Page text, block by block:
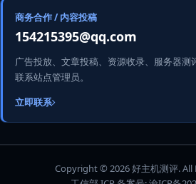
商务合作 / 内容投稿
154215395@qq.com
广告投放、文章投稿、资源收录、服务器测
联系站点管理员。
立即联系
Copyright © 2026 好主机测评. All